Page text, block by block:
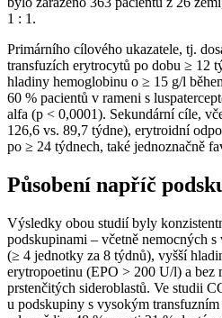
1 : 1.
Primárního cílového ukazatele, tj.
transfuzích erytrocytů po dobu ≥ 12
hladiny hemoglobinu o ≥ 15 g⁠/⁠l
60 % pacientů v rameni s
alfa (p < 0,0001). Sekundární cíle,
126,6 vs. 89,7 týdne), erytroidní
po ≥ 24 týdnech, také jednoznačně
Působení napříč
Výsledky obou studií byly
podskupinami –⁠ včetně nemocných
(≥ 4 jednotky za 8 týdnů), vyšší
erytropoetinu (EPO > 200 U⁠/⁠l) a bez
prstenčitých sideroblastů. Ve studii
u podskupiny s vysokým